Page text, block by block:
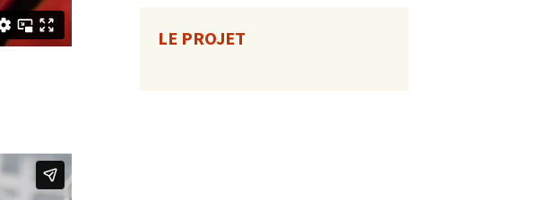
LE PROJET